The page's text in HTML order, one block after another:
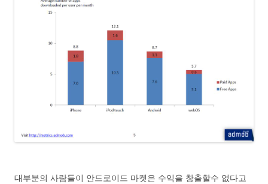
대부분의 사람들이 안드로이드 마켓은 수익을 창출할수 없다고